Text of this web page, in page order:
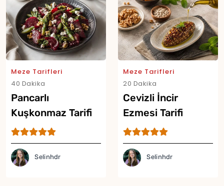
Meze Tarifleri
40 Dakika
Pancarlı
Kuşkonmaz Tarifi
Selinhdr
Meze Tarifleri
20 Dakika
Cevizli İncir
Ezmesi Tarifi
Selinhdr